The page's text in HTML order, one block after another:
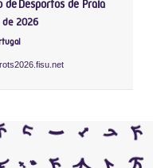
Desportos de Praia
de 2026